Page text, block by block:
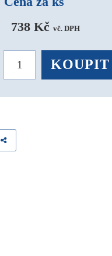
738 Kč vč. DPH
KOUPIT